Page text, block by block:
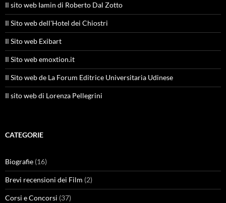
Il sito web Iamin di Roberto Dal Zotto
Il Sito web dell'Hotel dei Chiostri
Il Sito web Exibart
Il Sito web emoxtion.it
Il Sito web de La Forum Editrice Universitaria Udinese
Il sito web di Lorenza Pellegrini
CATEGORIE
Biografie (16)
Brevi recensioni dei Film (2)
Corsi e Concorsi (37)